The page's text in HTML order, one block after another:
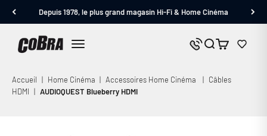
Depuis 1978, le plus grand magasin Hi-Fi & Home Cinéma
Cobra.fr
Nous contacter
Panier
Accueil | Home Cinéma | Accessoires Home Cinéma | Câbles
HDMI | AUDIOQUEST Blueberry HDMI